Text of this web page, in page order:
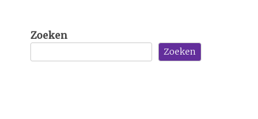
Zoeken
Zoeken